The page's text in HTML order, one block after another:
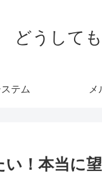
どうして
ステム
い！本当に